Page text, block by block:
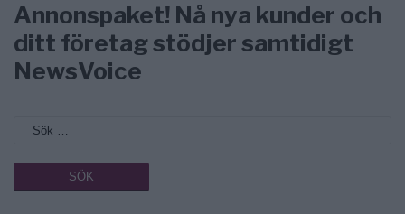
Annonspaket! Nå nya kunder och
ditt företag stödjer samtidigt
NewsVoice